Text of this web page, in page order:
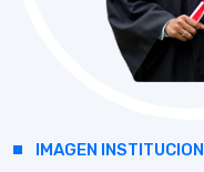
IMAGEN